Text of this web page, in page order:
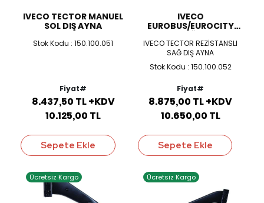
IVECO TECTOR MANUEL
SOL DIŞ AYNA
Stok Kodu : 150.100.051
Fiyat#
8.437,50 TL +KDV
10.125,00 TL
Sepete Ekle
IVECO
EUROBUS/EUROCITY
IVECO TECTOR REZİSTANSLI
SAĞ DIŞ AYNA
Stok Kodu : 150.100.052
Fiyat#
8.875,00 TL +KDV
10.650,00 TL
Sepete Ekle
Ücretsiz Kargo Ücretsiz Kargo